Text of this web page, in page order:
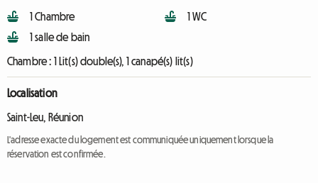
1 Chambre
1 salle de bain
1 WC
Chambre : 1 Lit(s) double(s), 1 canapé(s) lit(s)
Localisation
Saint-Leu, Réunion
L'adresse exacte du logement est communiquée uniquement lorsque la
réservation est confirmée.